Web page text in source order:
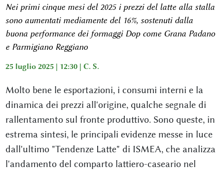
Nei primi cinque mesi del 2025 i prezzi del latte alla stalla
sono aumentati mediamente del 16%, sostenuti dalla
buona performance dei formaggi Dop come Grana Padano
e Parmigiano Reggiano
25 luglio 2025 | 12:30 | C. S.
Molto bene le esportazioni, i consumi interni e la
dinamica dei prezzi all'origine, qualche segnale di
rallentamento sul fronte produttivo. Sono queste, in
estrema sintesi, le principali evidenze messe in luce
dall'ultimo "Tendenze Latte" di ISMEA, che analizza
l'andamento del comparto lattiero-caseario nel